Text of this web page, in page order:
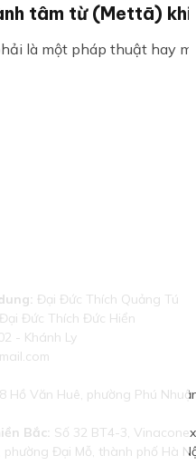
tâm từ (Mettā) khi
là một pháp thuật hay
Đại Đức Thích Quảng Tú
Đại Đức Thích Đức Hiển
- Khánh Ly
Hồ Văn Huê, phường Phú
Bắc: Số 32 BT4-3,
Đại Mỗ, thành phố Hà